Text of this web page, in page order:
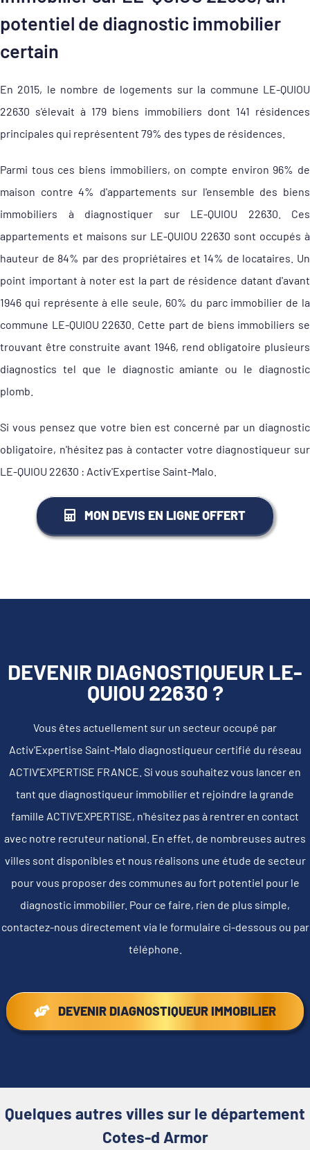
potentiel de diagnostic immobilier
certain
En 2015, le nombre de logements sur la commune LE-QUIOU
22630 s'élevait à 179 biens immobiliers dont 141 résidences
principales qui représentent 79% des types de résidences.
Parmi tous ces biens immobiliers, on compte environ 96% de
maison contre 4% d'appartements sur l'ensemble des biens
immobiliers à diagnostiquer sur LE-QUIOU 22630. Ces
appartements et maisons sur LE-QUIOU 22630 sont occupés à
hauteur de 84% par des propriétaires et 14% de locataires. Un
point important à noter est la part de résidence datant d'avant
1946 qui représente à elle seule, 60% du parc immobilier de la
commune LE-QUIOU 22630. Cette part de biens immobiliers se
trouvant être construite avant 1946, rend obligatoire plusieurs
diagnostics tel que le diagnostic amiante ou le diagnostic
plomb.
Si vous pensez que votre bien est concerné par un diagnostic
obligatoire, n'hésitez pas à contacter votre diagnostiqueur sur
LE-QUIOU 22630 : Activ'Expertise Saint-Malo.
MON DEVIS EN LIGNE OFFERT
DEVENIR DIAGNOSTIQUEUR LE-
QUIOU 22630 ?
Vous êtes actuellement sur un secteur occupé par
Activ'Expertise Saint-Malo diagnostiqueur certifié du réseau
ACTIV'EXPERTISE FRANCE. Si vous souhaitez vous lancer en
tant que diagnostiqueur immobilier et rejoindre la grande
famille ACTIV'EXPERTISE, n'hésitez pas à rentrer en contact
avec notre recruteur national. En effet, de nombreuses autres
villes sont disponibles et nous réalisons une étude de secteur
pour vous proposer des communes au fort potentiel pour le
diagnostic immobilier. Pour ce faire, rien de plus simple,
contactez-nous directement via le formulaire ci-dessous ou par
téléphone.
DEVENIR DIAGNOSTIQUEUR IMMOBILIER
Quelques autres villes sur le département
Cotes-d Armor